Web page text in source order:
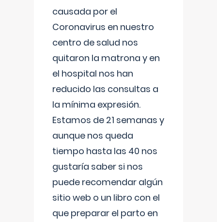
causada por el
Coronavirus en nuestro
centro de salud nos
quitaron la matrona y en
el hospital nos han
reducido las consultas a
la mínima expresión.
Estamos de 21 semanas y
aunque nos queda
tiempo hasta las 40 nos
gustaría saber si nos
puede recomendar algún
sitio web o un libro con el
que preparar el parto en